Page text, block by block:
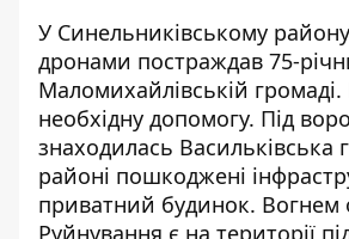
У Синельниківському
дронами постраждав 75-
Маломихайлівській
необхідну допомогу. Під
знаходилась Васильківська
районі пошкоджені
приватний будинок. Вогнем
Руйнування є на території